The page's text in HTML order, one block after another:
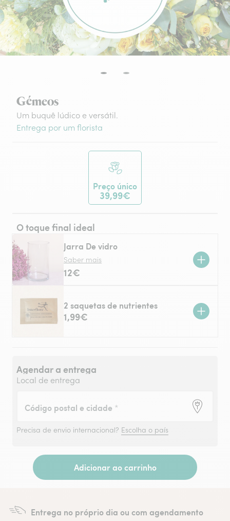
Gémeos
Um buquê lúdico e versátil.
Entrega por um florista
Preço único
39,99€
O toque final ideal
Jarra De vidro
Saber mais
12€
2 saquetas de nutrientes
1,99€
Agendar a entrega
Local de entrega
Código postal e cidade *
Precisa de envio internacional? Escolha o país
Adicionar ao carrinho
Entrega no próprio dia ou com agendamento